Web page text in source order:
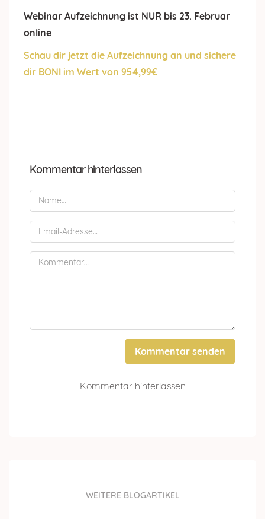
Webinar Aufzeichnung ist NUR bis 23. Februar
online
Schau dir jetzt die Aufzeichnung an und sichere
dir BONI im Wert von 954,99€
Kommentar hinterlassen
Kommentar senden
Kommentar hinterlassen
WEITERE BLOGARTIKEL